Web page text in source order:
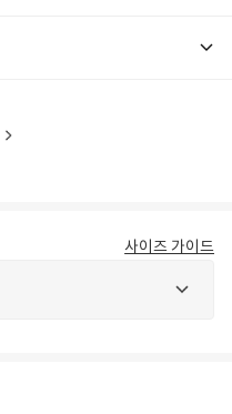
사이즈 가이드